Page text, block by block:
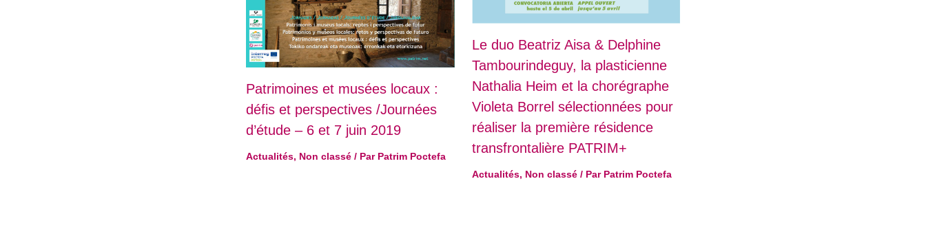
Patrimoines et musées locaux :
défis et perspectives /Journées
d’étude – 6 et 7 juin 2019
Actualités, Non classé / Par Patrim Poctefa
Le duo Beatriz Aisa & Delphine
Tambourindeguy, la plasticienne
Nathalia Heim et la chorégraphe
Violeta Borrel sélectionnées pour
réaliser la première résidence
transfrontalière PATRIM+
Actualités, Non classé/ Par Patrim Poctefa